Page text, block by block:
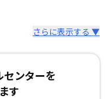
さらに表示する ▼
センターを
す